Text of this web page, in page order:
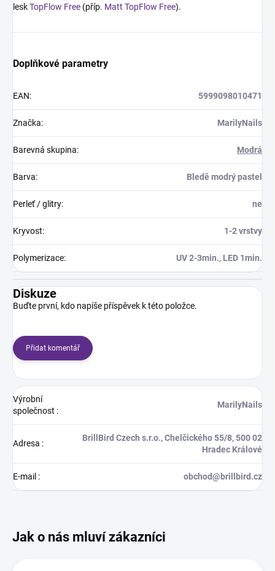
leskTopFlow Free (příp. Matt TopFlow Free).
Doplňkové parametry
EAN: 5999098010471
Značka: MarilyNails
Barevná skupina: Modrá
Barva: Bledě modrý pastel
Perleť / glitry: ne
Kryvost: 1-2 vrstvy
Polymerizace: UV 2-3min., LED 1min.
Diskuze
Buďte první, kdo napíše příspěvek k této položce.
Přidat komentář
Výrobní
společnost :
MarilyNails
Adresa :
BrillBird Czech s.r.o., Chelčického 55/8, 500 02
Hradec Králové
E-mail : obchod@brillbird.cz